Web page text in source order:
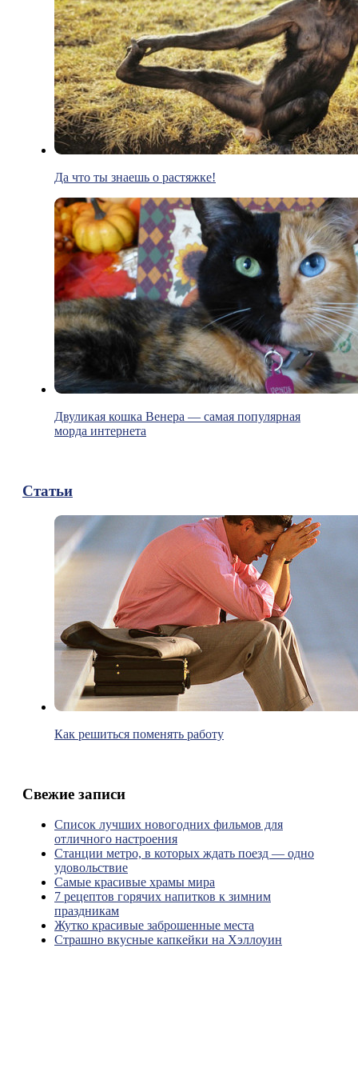
Да что ты знаешь о растяжке!
Двуликая кошка Венера — самая популярная
морда интернета
Статьи
Как решиться поменять работу
Свежие записи
Список лучших новогодних фильмов для
отличного настроения
Станции метро, в которых ждать поезд — одно
удовольствие
Самые красивые храмы мира
7 рецептов горячих напитков к зимним
праздникам
Жутко красивые заброшенные места
Страшно вкусные капкейки на Хэллоуин